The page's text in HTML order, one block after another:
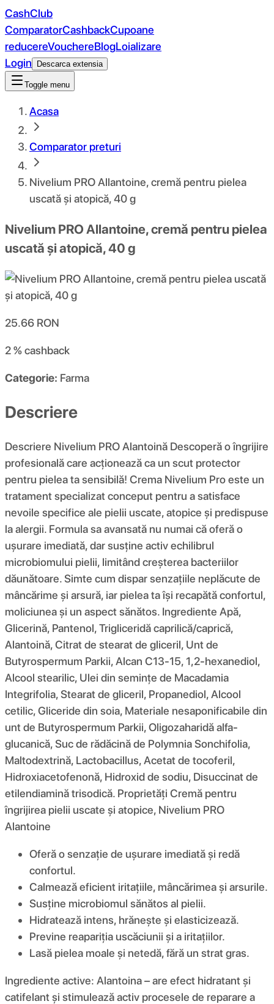
CashClub
ComparatorCashbackCupoane
reducereVouchereBlogLoializare
Login
Descarca extensia
Toggle menu
Acasa
Comparator preturi
Nivelium PRO Allantoine, cremă pentru pielea
uscată și atopică, 40 g
Nivelium PRO Allantoine, cremă pentru pielea
uscată și atopică, 40 g
25.66 RON
2 %cashback
Categorie: Farma
Descriere
Descriere Nivelium PRO Alantoină Descoperă o îngrijire
profesională care acționează ca un scut protector
pentru pielea ta sensibilă! Crema Nivelium Pro este un
tratament specializat conceput pentru a satisface
nevoile specifice ale pielii uscate, atopice și predispuse
la alergii. Formula sa avansată nu numai că oferă o
ușurare imediată, dar susține activ echilibrul
microbiomului pielii, limitând creșterea bacteriilor
dăunătoare. Simte cum dispar senzațiile neplăcute de
mâncărime și arsură, iar pielea ta își recapătă confortul,
moliciunea și un aspect sănătos. Ingrediente Apă,
Glicerină, Pantenol, Trigliceridă caprilică/caprică,
Alantoină, Citrat de stearat de gliceril, Unt de
Butyrospermum Parkii, Alcan C13-15, 1,2-hexanediol,
Alcool stearilic, Ulei din semințe de Macadamia
Integrifolia, Stearat de gliceril, Propanediol, Alcool
cetilic, Gliceride din soia, Materiale nesaponificabile din
unt de Butyrospermum Parkii, Oligozaharidă alfa-
glucanică, Suc de rădăcină de Polymnia Sonchifolia,
Maltodextrină, Lactobacillus, Acetat de tocoferil,
Hidroxiacetofenonă, Hidroxid de sodiu, Disuccinat de
etilendiamină trisodică. Proprietăți Cremă pentru
îngrijirea pielii uscate și atopice, Nivelium PRO
Alantoine
Oferă o senzație de ușurare imediată și redă
confortul.
Calmează eficient iritațiile, mâncărimea și arsurile.
Susține microbiomul sănătos al pielii.
Hidratează intens, hrănește și elasticizează.
Previne reapariția uscăciunii și a iritațiilor.
Lasă pielea moale și netedă, fără un strat gras.
Ingrediente active: Alantoina – are efect hidratant și
catifelant și stimulează activ procesele de reparare a